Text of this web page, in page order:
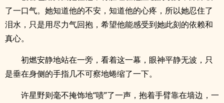
了一口气。她知道他的不安，知道他的心疼，所以她忍住了
泪水，只是用尽力气回抱，希望他能感受到她此刻的依赖和
真心。
初燃安静地站在一旁，看着这一幕，眼神平静无波，只
是垂在身侧的手指几不可察地蜷缩了一下。
许星野则毫不掩饰地“啧”了一声，抱着手臂靠在墙边，一